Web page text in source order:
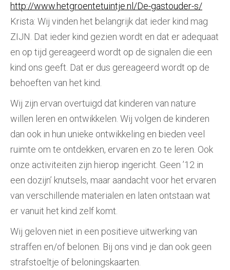
http://www.hetgroentetuintje.nl/De-gastouder-s/
Krista: Wij vinden het belangrijk dat ieder kind mag
ZIJN. Dat ieder kind gezien wordt en dat er adequaat
en op tijd gereageerd wordt op de signalen die een
kind ons geeft. Dat er dus gereageerd wordt op de
behoeften van het kind.
Wij zijn ervan overtuigd dat kinderen van nature
willen leren en ontwikkelen. Wij volgen de kinderen
dan ook in hun unieke ontwikkeling en bieden veel
ruimte om te ontdekken, ervaren en zo te leren. Ook
onze activiteiten zijn hierop ingericht. Geen ’12 in
een dozijn’ knutsels, maar aandacht voor het ervaren
van verschillende materialen en laten ontstaan wat
er vanuit het kind zelf komt.
Wij geloven niet in een positieve uitwerking van
straffen en/of belonen. Bij ons vind je dan ook geen
strafstoeltje of beloningskaarten.